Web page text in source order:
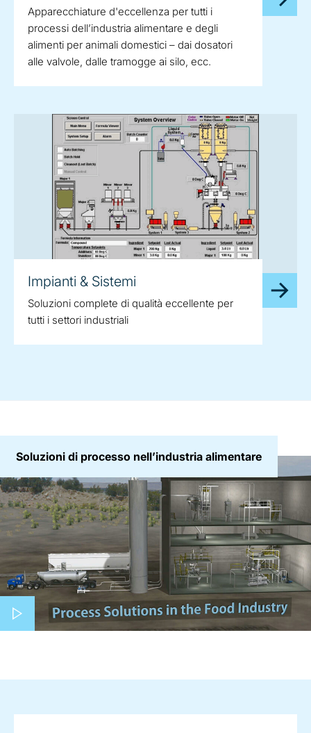
Apparecchiature d'eccellenza per tutti i
processi dell’industria alimentare e degli
alimenti per animali domestici – dai dosatori
alle valvole, dalle tramogge ai silo, ecc.
Impianti & Sistemi
Soluzioni complete di qualità eccellente per
tutti i settori industriali
Soluzioni di processo nell’industria alimentare
Play video